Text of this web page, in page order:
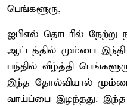
பெங்களூரு,
ஐபிஎல் தொடரில் நேற்று
ஆட்டத்தில் மும்பை
பந்தில் வீழ்த்தி
இந்த தோல்வியால்
வாய்ப்பை இழந்தது. இந்த